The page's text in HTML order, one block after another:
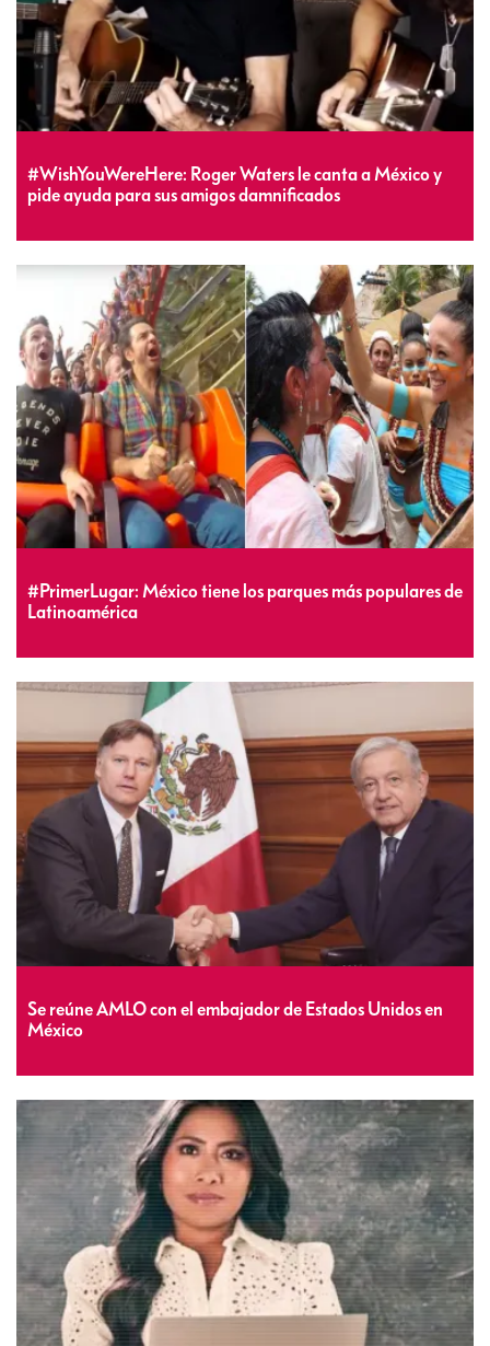
#WishYouWereHere: Roger Waters le canta a México y
pide ayuda para sus amigos damnificados
#PrimerLugar: México tiene los parques más populares de
Latinoamérica
Se reúne AMLO con el embajador de Estados Unidos en
México